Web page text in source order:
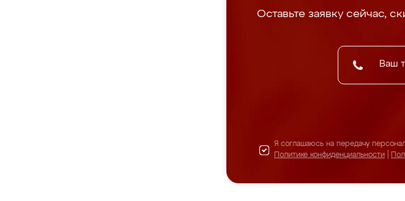
Оставьте заявку сейчас,
Я соглашаюсь на передачу
Политике конфиденциальности